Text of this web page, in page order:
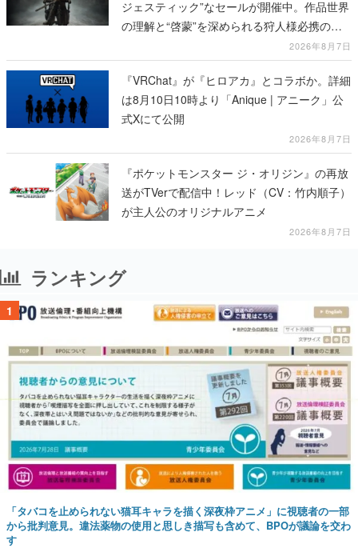
ジェスティック”なセールが開催中。作品世界
の理解と“啓蒙”を深められる狩人様必携の一
2026年8月7日
『VRChat』が『ヒロアカ』とコラボか。詳細
は8月10日10時より「Anique | アニーク」公
式Xにて公開
2026年8月7日
『ポケットモンスター ジ・オリジン』の再放
送がTVerで配信中！レッド（CV：竹内順子）
が主人公のオリジナルアニメ
2026年8月7日
ランキング
1
「タバコを止められない猫耳キャラを描く深夜枠アニメ」に視聴者の一部
から批判意見。違法薬物の使用と思しき描写も含めて、BPOが議論を交わ
す